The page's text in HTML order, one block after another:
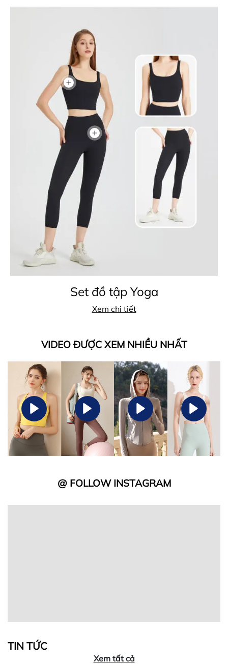
Set đồ tập Yoga
Xem chi tiết
VIDEO ĐƯỢC XEM NHIỀU NHẤT
@ FOLLOW INSTAGRAM
TIN TỨC
Xem tất cả